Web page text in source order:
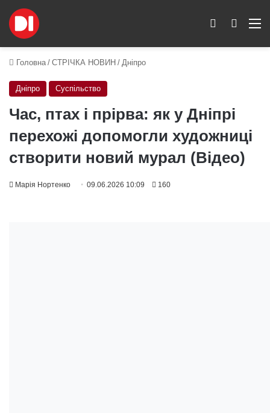
Пошук
Switch skin
Головна / СТРІЧКА НОВИН / Дніпро
Дніпро Суспільство
Час, птах і прірва: як у Дніпрі
перехожі допомогли художниці
створити новий мурал (Відео)
Марія Нортенко 09.06.2026 10:09 160